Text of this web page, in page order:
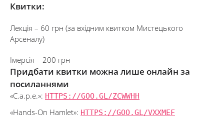
Квитки:
Лекція – 60 грн (за вхідним квитком Мистецького
Арсеналу)
Імерсія – 200 грн
Придбати квитки можна лише онлайн за
посиланнями
«C.a.p.e.»: HTTPS://GOO.GL/ZCWWHH
«Hands-On Hamlet»: HTTPS://GOO.GL/VXXMEF